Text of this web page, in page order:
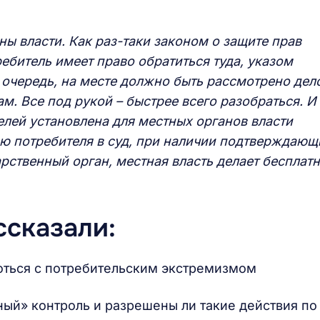
власти. Как раз-таки законом о защите прав
имеет право обратиться туда, указом
на месте должно быть рассмотрено
Все под рукой – быстрее всего разобраться. И
установлена для местных органов власти
потребителя в суд, при наличии
орган, местная власть делает
с потребительским экстремизмом
контроль и разрешены ли такие действия по